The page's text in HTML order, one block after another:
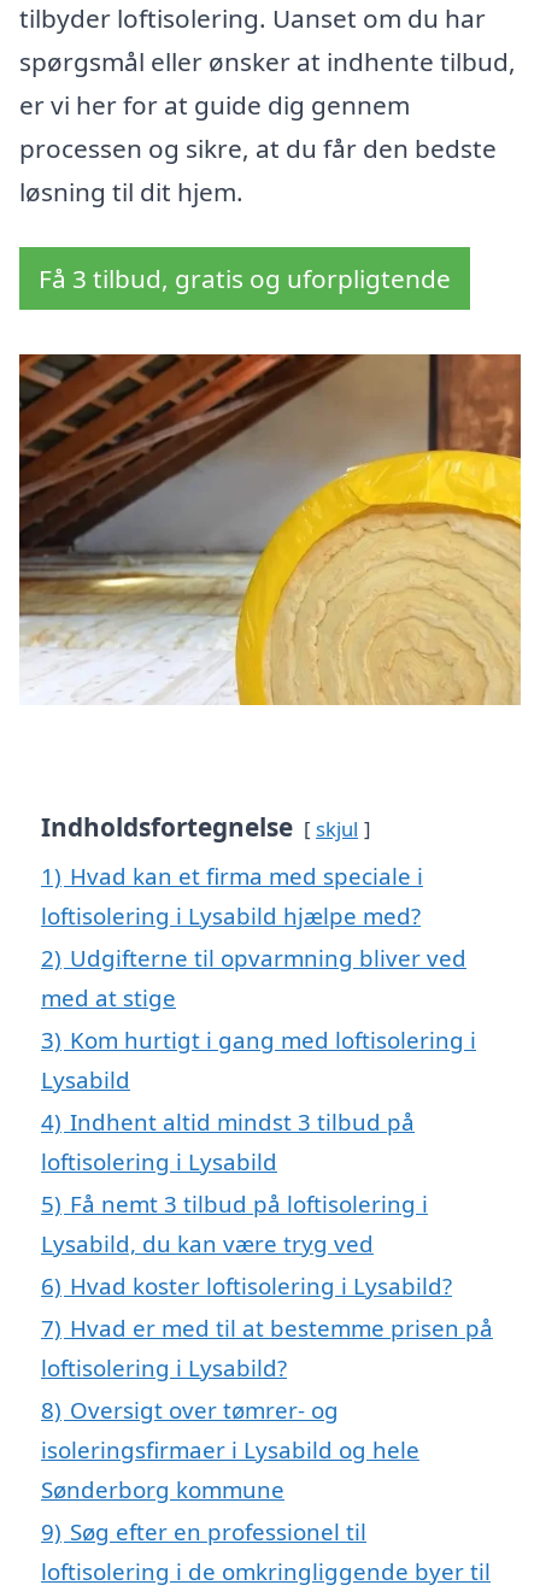
tilbyder loftisolering. Uanset om du har
spørgsmål eller ønsker at indhente tilbud,
er vi her for at guide dig gennem
processen og sikre, at du får den bedste
løsning til dit hjem.
Få 3 tilbud, gratis og uforpligtende
Indholdsfortegnelse skjul
1) Hvad kan et firma med speciale i
loftisolering i Lysabild hjælpe med?
2) Udgifterne til opvarmning bliver ved
med at stige
3) Kom hurtigt i gang med loftisolering i
Lysabild
4) Indhent altid mindst 3 tilbud på
loftisolering i Lysabild
5) Få nemt 3 tilbud på loftisolering i
Lysabild, du kan være tryg ved
6) Hvad koster loftisolering i Lysabild?
7) Hvad er med til at bestemme prisen på
loftisolering i Lysabild?
8) Oversigt over tømrer- og
isoleringsfirmaer i Lysabild og hele
Sønderborg kommune
9) Søg efter en professionel til
loftisolering i de omkringliggende byer til